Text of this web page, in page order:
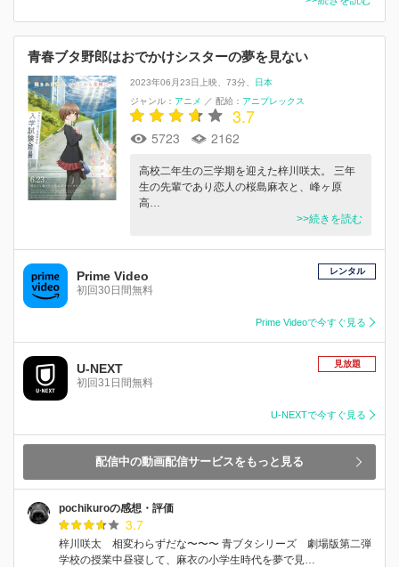
青春ブタ野郎はおでかけシスターの夢を見ない
2023年06月23日上映 73分
日本
ジャンル： アニメ ／ 配給： アニプレックス
3.7
5723 2162
高校二年生の三学期を迎えた梓川咲太。 三年
生の先輩であり恋人の桜島麻衣と、峰ヶ原
高…
>>続きを読む
Prime Video
初回30日間無料
レンタル
Prime Videoで今すぐ見る
U-NEXT
初回31日間無料
見放題
U-NEXTで今すぐ見る
配信中の動画配信サービスをもっと見る
pochikuroの感想・評価
3.7
梓川咲太 相変わらずだな〜〜〜 青ブタシリーズ 劇場版第二弾
学校の授業中昼寝して、麻衣の小学生時代を夢で見…